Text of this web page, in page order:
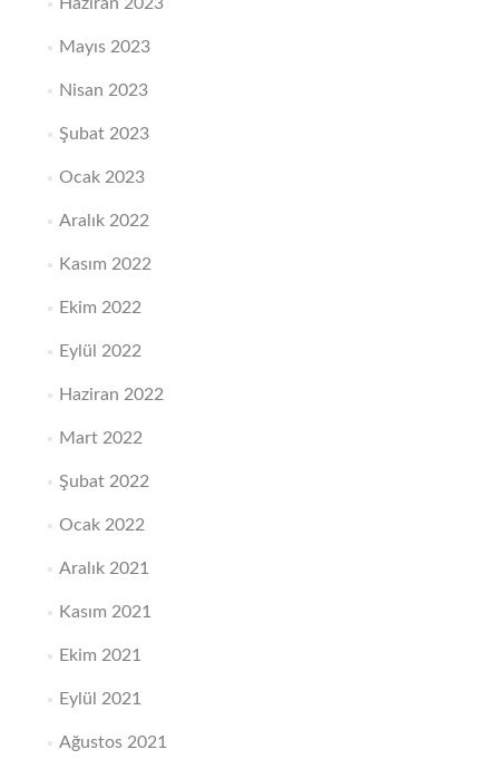
Mayıs 2023
Nisan 2023
Şubat 2023
Ocak 2023
Aralık 2022
Kasım 2022
Ekim 2022
Eylül 2022
Haziran 2022
Mart 2022
Şubat 2022
Ocak 2022
Aralık 2021
Kasım 2021
Ekim 2021
Eylül 2021
Ağustos 2021